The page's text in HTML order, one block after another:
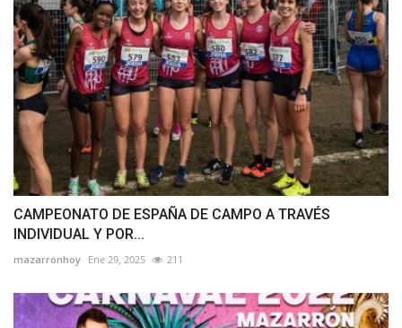
CAMPEONATO DE ESPAÑA DE CAMPO A TRAVÉS
INDIVIDUAL Y POR...
mazarronhoy Ene 29, 2025 211